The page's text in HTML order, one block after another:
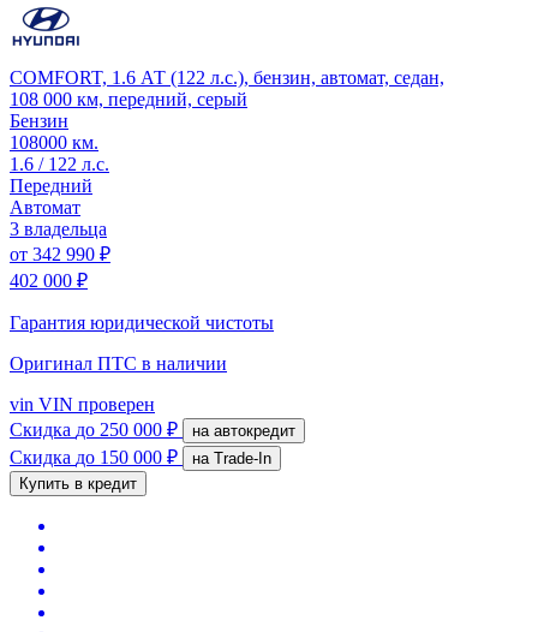
COMFORT, 1.6 АТ (122 л.с.), бензин, автомат, седан,
108 000 км, передний, серый
Бензин
108000 км.
1.6 / 122 л.с.
Передний
Автомат
3 владельца
от 342 990 ₽
402 000 ₽
Гарантия юридической чистоты
Оригинал ПТС в наличии
vin VIN проверен
Скидка до 250 000 ₽ на автокредит
Скидка до 150 000 ₽
на Trade-In
Купить в кредит